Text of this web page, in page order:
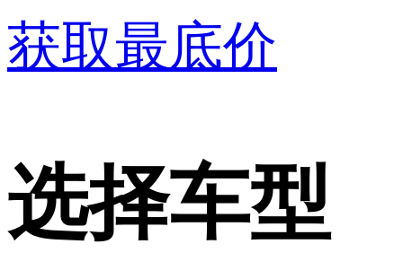
获取最底价
选择车型